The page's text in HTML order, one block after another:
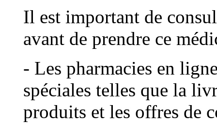
Il est important de
avant de prendre ce
- Les pharmacies en
spéciales telles que la
produits et les offres de